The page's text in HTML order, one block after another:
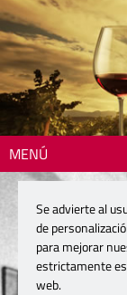
MENÚ
Se advierte al
de
para mejorar
estrictamente
web.